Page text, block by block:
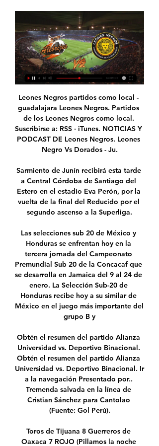
Leones Negros partidos como local - guadalajara Leones Negros. Partidos de los Leones Negros como local. Suscribirse a: RSS · iTunes. NOTICIAS Y PODCAST DE Leones Negros. Leones Negro Vs Dorados - Ju.

Sarmiento de Junín recibirá esta tarde a Central Córdoba de Santiago del Estero en el estadio Eva Perón, por la vuelta de la final del Reducido por el segundo ascenso a la Superliga.

Las selecciones sub 20 de México y Honduras se enfrentan hoy en la tercera jornada del Campeonato Premundial Sub 20 de la Concacaf que se desarrolla en Jamaica del 9 al 24 de enero. La Selección Sub-20 de Honduras recibe hoy a su similar de México en el juego más importante del grupo B y

Obtén el resumen del partido Alianza Universidad vs. Deportivo Binacional. Obtén el resumen del partido Alianza Universidad vs. Deportivo Binacional. Ir a la navegación Presentado por.. Tremenda salvada en la línea de Cristian Sánchez para Cantolao (Fuente: Gol Perú).

Toros de Tijuana 8 Guerreros de Oaxaca 7 ROJO (Pillamos la noche negra de ambos abridores, entre los dos recibieron 7 carreras solo en el primer inning y 11 antes de terminar el tercero, siendo ambos sustituidos por la vía rápida. Vaya tela.

Portal para el denominado “Día del Centro”, con las todas características de puerta de ingreso y guía del paseo de compras propias del este gran “Shopping Center”. Todomusica Información actualizada de la música nacional e internacional.Venta en linea de instrumentos , cd's , …

En este momento, hay 3 partidos televisados en vivo de 1 competiciones distintas. El próximo partido que transmite el canal será el Cartaginés - Guadalupe de Liga Promerica que se disputará el próximo domingo 3 de noviembre de 2019 a las 06:00 p.m..

Por Juan Balbas (@juanbalbas) Guaiqueríes de Margarita continúa imparable en la Copa LPB al vencer con un marcador 88 por 80 a las Panteras de Miranda en un duelo escenificado en el Gimnasio Ciudad de La Asunción. Guaiqueríes de Margarita continúa imparable …

Leones Negros Los Leones Negros viajan a media semana al ITO para enfrentar a Alebrijes de Oaxaca. NOTICIAS. PREVIA J6: ALEBRIJES. GUADALAJARA, Jalisco (11/febrero/2024).

Horarios y dónde ver EN VIVO Tepatitlán vs Leones Negros 27 abr 2023 — Tepatitlán vs Leones Negros: Horario y dónde ver en vivo el partido de liga expansión MX, dos equipos en busca del repechaje de la Segunda ...

La movilidad en ataque de Eloy Félez, Teixeira y Mikel Muguerza en la primera línea del Bada Huesca causó muchos problemas a la defensa 6-0 de un Fraikin BM Granollers que se encontró dos abajo nada más empezar el encuentro.

Eibar vs Barcelona en VIVO. Así que la mesa esta servida para disfrutar de este excelente partido entre dos equipos que saldrán sin nada de presión intentando darle este último triunfo a su afición. En los pronósticos claramente el Barca es favorito por su mejor momento y calidad,.

Resultado Alianza Atlético Unión Comercio en directo: consulte las estadísticas de Alianza Atlético Unión Comercio, partido del 10 February 2016 y siga el marcador en directo.

El seleccionado nacional ha mostrado muy poco de sus entrenamientos a los medios de comunicación aunque la alineación más probable seria Con David Ospina en el arco, Mario Alberto Yepes, Pablo Armero, Cristián Zapata, Camilo Zúñiga en defensa, repartido en el medio campo estarían Abel Aguilar, Juan Guillermo Cuadrado, Carlos Sánchez.

Paços Ferreira PA Ç. 1 Sp. Portugal SPL. 2. Hombres como Juan Camilo Angulo,. Bienvenidos a la transmisión en vivo del Cali - América, partido por la fecha 15 de la Liga Águila, que se disputará en el estadio Palmaseca, desde las 5:00 p.m. Jugadores protestan y Dimayor amenaza con tomar medidas.

Ver Alebrijes de Oaxaca VS Leones Negros EN VIVO Sigue aquí las incidencias del partido entre Alebrijes de Oaxaca y Leones Negros correspondiente a Liga de Expansión (Clausura)

Ambos destrozaron a Unionistas de Salamanca. Un muñeco de trapo que pareció no haber pisado nunca el Di Stéfano, convirtiendo a Moha en un espectador de lujo de esta cuarta jornada que deja al Castilla con 8 puntos, imbatido, en lo alto de la tabla.

Leones Negros: marcadores en directo, resultados y partidos La página del Leones Negros en Flashscore.com.mx ofrece marcadores en directo, resultados, clasificaciones y detalles de los partidos (goleadores, tarjetas, ...

Aquí encontrarán imágenes, videos y noticias de este gran deporte a nivel nacional e internacional Unknown noreply@blogger.com Blogger 5 1 25 tag:blogger.com,1999:blog-3880259290482805255.post-4485246538558265520 2014-06-15T17:34:00.000-07:00 2014-06-15T17:34:13.016-07:00

Son 80 casas en el campamento La Pera, las que siguen viviendo en pésimas condiciones.Sólo hay mugre, ratones y decepción. Sus pobladores están molestos, ya que aseguran ser el patio sucio de Concepción, porque la postergación de sus demandas es una constante.

Como sucede con gran parte de los canales de TV paga, FOX Action también está disponible por medio de los servicios de TV por satélite o cable de Argentina. Si haces uso de esta TV guía en español recuerda que las transmisiones oficiales en vivo y en directo por Internet tienen un número máximo de televidentes en línea.

Morelia vs Leones Negros: dónde ver en vivo y a qué hora 15 nov 2023 — Morelia vs Leones Negros: dónde ver en vivo y a qué hora juega UDG en Cuartos Ida Expansión MX 2023. Morelia quiere dar la campanada en la ...

Si has intentado escribir una novela, muchas veces te habrás encontrado con el problema de poner nombres a tus personajes. si los nombres son nombres exóticos surgidos de tu imaginación dependerás exclusivamente de tu habilidad e imaginación para poner nombres a tus personajes, pero si pretendes poner nombres más o menos familiares.

gana Libertad 1,40: El Libertad ha marcado al menos 2 goles en sus últimos 4 partidos como local (Primera Division). Más de 1,5 goles 1,22: El Sportivo San Lorenzo no ha podido ganar 12 de sus últimos 13 partidos como visitante (Primera Division). ganar/empatar Sportivo San Lorenzo 1,07 * Cuotas de

Los Sultanes de Monterrey (19-10) derrotaron por pizarra de 5-1 a los Generales de Durango (14-15) para empatar la serie a un juego por bando, en una noche lluviosa en el Estadio Monterrey. En la tercera entrada un sencillo de Ramiro Peña inauguró el marcador, el cual mandó a …

SPORTING 1-VALLADOLID 1. Mariño y Masip se exhiben y evitan una goleada en Gijón Hubo reparto de puntos entre Sporting y Valladolid pese a que ambos conjuntos gozaron de ocasiones lo suficientemente claras como para ganar.

Apuestas Alebrijes de Oaxaca - Leones Negros UdeG hace 7 horas — Comparador de cuotas de apuestas Alebrijes de Oaxaca - Leones Negros UdeG. Pronóstico y previa. Apuesta siempre con las mejores cuotas de ...

Ver en vivo Alebrijes vs Leones Negros por la fecha 3 de 19 ene 2022 — Quieres ganar apostándole al partido y recibir un bono de 50.000$ completamente gratis? Solo regístrate en WPlay aquí. Para más contenido ...

Link Para Ver Emelec vs Barcelona sc en Vivo por INTERNET GRATIS Blog Para ver Emelec vs Barcelona sc en Vivo en Español Online Gratis HD. Publicado en Emelec vs Barcelona sc Final. Deja un comentario. Busca. Buscar por: Dale me gusta. Dale me gusta. Crea un blog o …

A tan solo un clic de distancia tienes tu oportunidad para comprar entradas para el Villarreal CF vs CD Leganes. Una jornada más el Villarreal se prepara para dar lo mejor de sí sobre el césped del Estadio de la ceramica. En esta ocasión, el Submarino Amarillo tendrá que demostrar su buen hacer en el encuentro Villarreal CF vs CD Leganes.

El Deportivo visita al Sporting de Gijón en El Molinón. El equipo de Anquela, que suma tres derrotas consecutivas, buscará el triunfo en un campo en el que estará arropado por más de 1.500 aficionados pese al horario impuesto. Sigue el minuto a minuto y en directo online el Sporting de Gijón vs Deportivo.

[FOTOS] Así fue la presentación de Ricardo Noir en Universidad Católica.. [VIDEO] Goles Primera B: San Marcos rescata empate ante Santiago Morning en La Pintana [VIDEO] Goles Primera B: Deportes Valdivia iguala en casa con Curicó Unido. [EN VIVO] Sigue la transmisión de Tele13 Radio. Revisa el …

Alebrijes Oaxaca | Oaxaca de Juárez Liga Expansión MX gracias a su actuación Vs CF Correcaminos Oficial Leones Negros Universidad de Guadalajara y nos estamos preparando ...

Barcelona 2014 línea por línea Luego de los 5 primeros juegos del cuadro Ídolo estas son algunas anotaciones respecto de su plantilla, sus virtudes, debilidades y funcionamiento. La meta está garantizada con 2 jugadores que en su trayectoria incluyen haber sido seleccionados nacionales.

Estas princesas son mejores amigas, pero se vuelven muy competitivas cuando se compras se trata. ¿Podrías ayudarlas a mantener la calma mientras buscan los últimos y más geniales estilos en sus tiendas favoritas? Van a participar en una competencia de compras así que las cosas podrían ponerse un poco tensas en este juego de vestir en línea.

UdeC dona a la Corporación Cultural Municipal un piano de cola alemán 14 de mayo de 2019. Rector Carlos Saavedra realizará cuenta pública en centenario UdeC 14 de mayo de 2019. Autoridades y gremios destacan aporte de la UdeC. 08 de mayo de 2019. Murano Magazine Edición 98

Junior 3-0 Cali, partido de la décimo sexta jornada de la Liga Águila, que se jugó este miércoles 9 de octubre en el estadio Metropolitano de Barranquilla

leones negros uadeg ¿Se acuerdan de Omar Bravo? Pues sale del retiro para reforzar a Leones Negros. 25 de Julio, 2019.. Los representativos de la UdeG vencieron al Atlético y al Saltillo Soccer en par de encuentros amistosos. Temás de hoy. naim. caravana migrante. Cártel de Jalisco Nueva Generación. Chapo Guzmán. AMLO.

En Directo: Sevilla Atlético Club - Granada Club de Fútbol S.A.D.. Partido de LaLiga 123 2017-2018. Últimas noticias, clasificación, resultados y mucho más de LaLiga 123 en Las Provincias

En Directo: Real Zaragoza SAD - Club Deportivo Numancia